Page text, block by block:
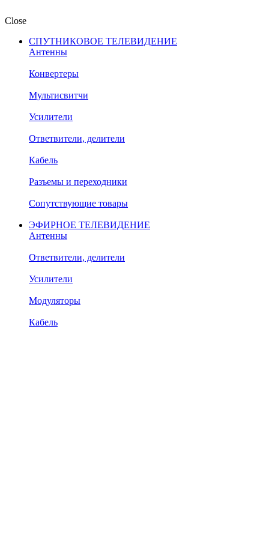
Close
СПУТНИКОВОЕ ТЕЛЕВИДЕНИЕ
Антенны
Конвертеры
Мультисвитчи
Усилители
Ответвители, делители
Кабель
Разъемы и переходники
Сопутствующие товары
ЭФИРНОЕ ТЕЛЕВИДЕНИЕ
Антенны
Ответвители, делители
Усилители
Модуляторы
Кабель